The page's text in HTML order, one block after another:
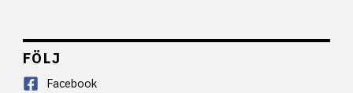
FÖLJ
Facebook